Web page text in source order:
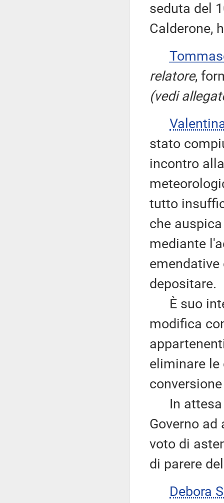
seduta del
Calderone,
relatore,
(vedi
stato
incontro
tutto
che
mediante
depositare.
È suo
modifica
eliminare
In attesa
Governo ad
voto di
di parere
Debora